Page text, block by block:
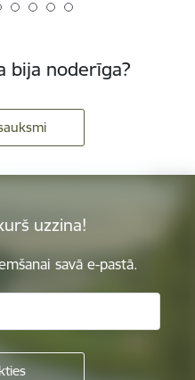
bija noderīga?
uzzina!
savā e-pastā.